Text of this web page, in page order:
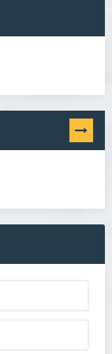
TÜMÜNÜ
GÖR